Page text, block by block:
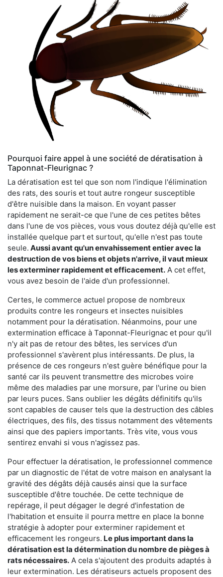
Pourquoi faire appel à une société de dératisation à
Taponnat-Fleurignac ?
La dératisation est tel que son nom l'indique l'élimination
des rats, des souris et tout autre rongeur susceptible
d'être nuisible dans la maison. En voyant passer
rapidement ne serait-ce que l'une de ces petites bêtes
dans l'une de vos pièces, vous vous doutez déjà qu'elle est
installée quelque part et surtout, qu'elle n'est pas toute
seule. Aussi avant qu'un envahissement entier avec la
destruction de vos biens et objets n'arrive, il vaut mieux
les exterminer rapidement et efficacement. A cet effet,
vous avez besoin de l'aide d'un professionnel.
Certes, le commerce actuel propose de nombreux
produits contre les rongeurs et insectes nuisibles
notamment pour la dératisation. Néanmoins, pour une
extermination efficace à Taponnat-Fleurignac et pour qu'il
n'y ait pas de retour des bêtes, les services d'un
professionnel s'avèrent plus intéressants. De plus, la
présence de ces rongeurs n'est guère bénéfique pour la
santé car ils peuvent transmettre des microbes voire
même des maladies par une morsure, par l'urine ou bien
par leurs puces. Sans oublier les dégâts définitifs qu'ils
sont capables de causer tels que la destruction des câbles
électriques, des fils, des tissus notamment des vêtements
ainsi que des papiers importants. Très vite, vous vous
sentirez envahi si vous n'agissez pas.
Pour effectuer la dératisation, le professionnel commence
par un diagnostic de l'état de votre maison en analysant la
gravité des dégâts déjà causés ainsi que la surface
susceptible d'être touchée. De cette technique de
repérage, il peut dégager le degré d'infestation de
l'habitation et ensuite il pourra mettre en place la bonne
stratégie à adopter pour exterminer rapidement et
efficacement les rongeurs. Le plus important dans la
dératisation est la détermination du nombre de pièges à
rats nécessaires. A cela s'ajoutent des produits adaptés à
leur extermination. Les dératiseurs actuels proposent des